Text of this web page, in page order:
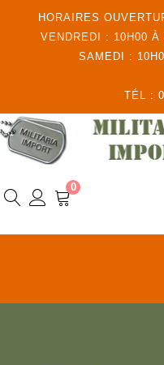
HORAIRES
VENDREDI : 10H00 À
SAMEDI :
TÉL :
0